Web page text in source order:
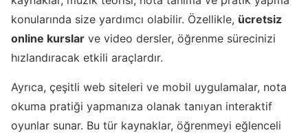
konularında size yardımcı olabilir. Özellikle, ücretsiz
online kurslar ve video dersler, öğrenme sürecinizi
hızlandıracak etkili araçlardır.
Ayrıca, çeşitli web siteleri ve mobil uygulamalar, nota
okuma pratiği yapmanıza olanak tanıyan interaktif
oyunlar sunar. Bu tür kaynaklar, öğrenmeyi eğlenceli